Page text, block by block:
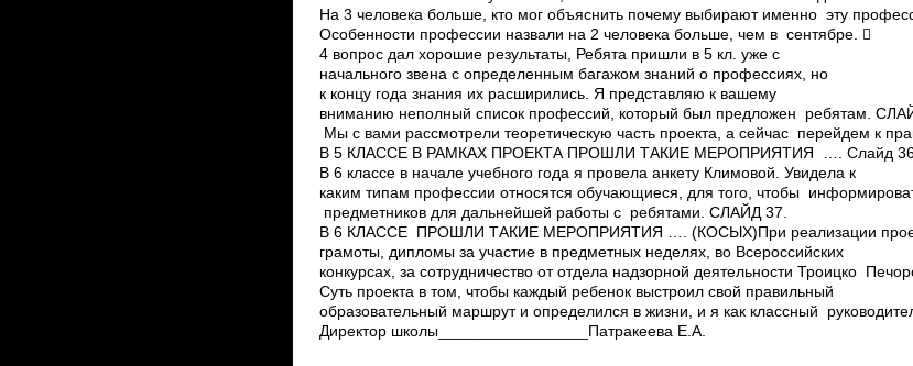
На 3 человека больше, кто мог объяснить почему выбирают именно эту
Особенности профессии назвали на 2 человека больше, чем в сентябре. 
4 вопрос дал хорошие результаты, Ребята пришли в 5 кл. уже с
начального звена с определенным багажом знаний о профессиях, но
к концу года знания их расширились. Я представляю к вашему
вниманию неполный список профессий, который был предложен ребятам.
Мы с вами рассмотрели теоретическую часть проекта, а сейчас перейдем к
В 5 КЛАССЕ В РАМКАХ ПРОЕКТА ПРОШЛИ ТАКИЕ МЕРОПРИЯТИЯ …. Слайд
В 6 классе в начале учебного года я провела анкету Климовой. Увидела к
каким типам профессии относятся обучающиеся, для того, чтобы
предметников для дальнейшей работы с ребятами. СЛАЙД 37.
В 6 КЛАССЕ ПРОШЛИ ТАКИЕ МЕРОПРИЯТИЯ …. (КОСЫХ)При реализации проекта
грамоты, дипломы за участие в предметных неделях, во Всероссийских
конкурсах, за сотрудничество от отдела надзорной деятельности Троицко­
Суть проекта в том, чтобы каждый ребенок выстроил свой правильный
образовательный маршрут и определился в жизни, и я как классный
Директор школы_________________Патракеева Е.А.